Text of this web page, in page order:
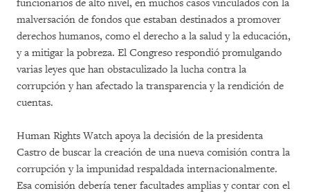
funcionarios de alto nivel, en muchos casos vinculados con la
malversación de fondos que estaban destinados a promover
derechos humanos, como el derecho a la salud y la educación,
y a mitigar la pobreza. El Congreso respondió promulgando
varias leyes que han obstaculizado la lucha contra la
corrupción y han afectado la transparencia y la rendición de
cuentas.
Human Rights Watch apoya la decisión de la presidenta
Castro de buscar la creación de una nueva comisión contra la
corrupción y la impunidad respaldada internacionalmente.
Esa comisión debería tener facultades amplias y contar con el